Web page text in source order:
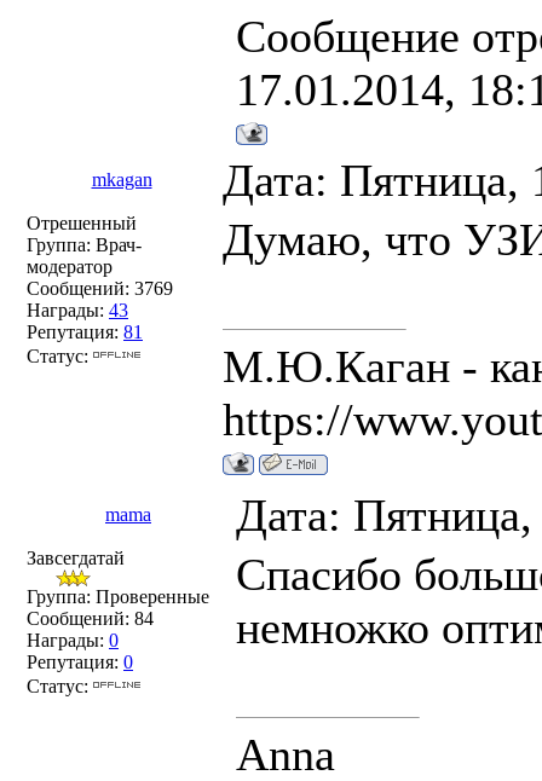
Сообщение
17.01.2014,
mkagan Дата: Пятница,
Отрешенный
Группа: Врач-
модератор
Сообщений: 3769
Награды: 43
Репутация: 81
Статус:
Думаю, что
М.Ю.Каган -
https://
mama Дата:
Завсегдатай
Группа: Проверенные
Сообщений: 84
Награды: 0
Репутация: 0
Статус:
Спасибо
немножко
Anna